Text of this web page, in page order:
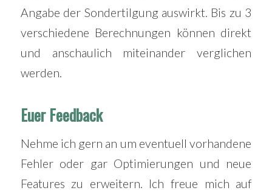
Angabe der Sondertilgung auswirkt. Bis zu 3
verschiedene Berechnungen können direkt
und anschaulich miteinander verglichen
werden.
Euer Feedback
Nehme ich gern an um eventuell vorhandene
Fehler oder gar Optimierungen und neue
Features zu erweitern. Ich freue mich auf